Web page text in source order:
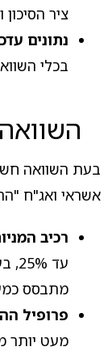
ציר
נתונים
בכלי
בעת השוואה
אשראי ואג"ח
רכיב
עד
מתבסס
פרופיל
מעט יותר